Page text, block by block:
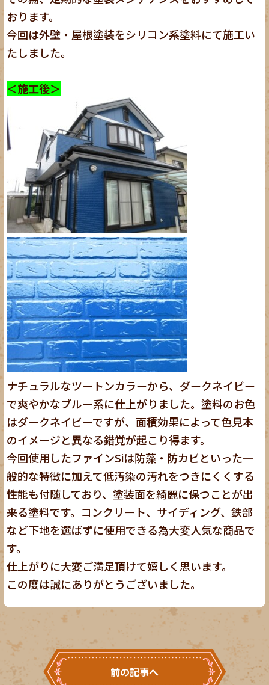
おります。
今回は外壁・屋根塗装をシリコン系塗料にて施工い
たしました。
＜施工後＞
ナチュラルなツートンカラーから、ダークネイビー
で爽やかなブルー系に仕上がりました。塗料のお色
はダークネイビーですが、面積効果によって色見本
のイメージと異なる錯覚が起こり得ます。
今回使用したファインSiは防藻・防カビといった一
般的な特徴に加えて低汚染の汚れをつきにくくする
性能も付随しており、塗装面を綺麗に保つことが出
来る塗料です。コンクリート、サイディング、鉄部
など下地を選ばずに使用できる為大変人気な商品で
す。
仕上がりに大変ご満足頂けて嬉しく思います。
この度は誠にありがとうございました。
前の記事へ